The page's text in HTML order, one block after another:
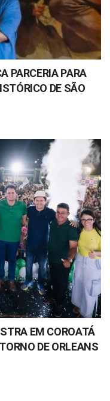
PARCERIA PARA
DE SÃO
EM COROATÁ
DE ORLEANS